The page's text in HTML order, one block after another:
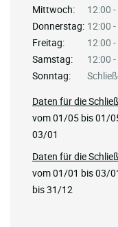
Mittwoch:
12:00
Donnerstag: 12:00
Freitag:
12:00
Samstag:
12:00
Sonntag:
Daten für die
vom 01/05 bis 01/
03/01
Daten für die
vom 01/01 bis 03/
bis 31/12